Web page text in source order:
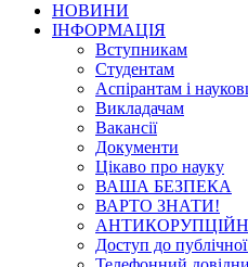
НОВИНИ
ІНФОРМАЦІЯ
Вступникам
Студентам
Аспірантам і
Викладачам
Вакансії
Документи
Цікаво про науку
ВАША БЕЗПЕКА
ВАРТО ЗНАТИ!
Доступ до